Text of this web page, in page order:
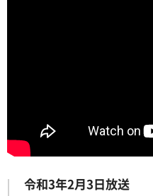
令和3年2月3日放送